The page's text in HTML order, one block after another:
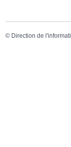
© Direction de